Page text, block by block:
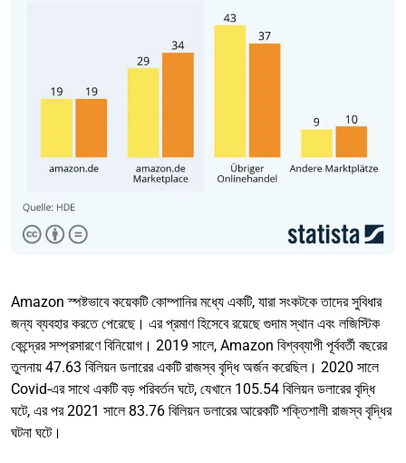
Amazon স্পষ্টভাবে কয়েকটি কোম্পানির মধ্যে একটি, যারা সংকটকে তাদের সুবিধার
জন্য ব্যবহার করতে পেরেছে। এর প্রমাণ হিসেবে রয়েছে গুদাম স্থান এবং লজিস্টিক
কেন্দ্রের সম্প্রসারণে বিনিয়োগ। 2019 সালে, Amazon বিশ্বব্যাপী পূর্ববর্তী বছরের
তুলনায় 47.63 বিলিয়ন ডলারের একটি রাজস্ব বৃদ্ধি অর্জন করেছিল। 2020 সালে
Covid-এর সাথে একটি বড় পরিবর্তন ঘটে, যেখানে 105.54 বিলিয়ন ডলারের বৃদ্ধি
ঘটে, এর পর 2021 সালে 83.76 বিলিয়ন ডলারের আরেকটি শক্তিশালী রাজস্ব বৃদ্ধির
ঘটনা ঘটে।